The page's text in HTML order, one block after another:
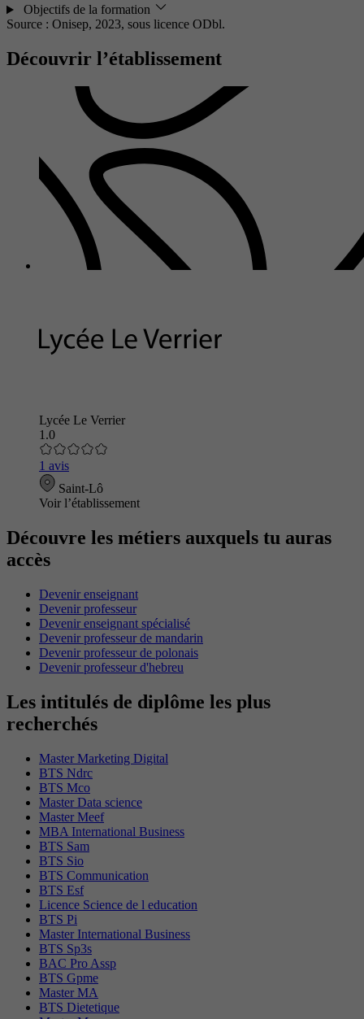
Objectifs de la formation
Source : Onisep, 2023, sous licence ODbl.
Découvrir l’établissement
Lycée Le Verrier
1.0
1 avis
Saint-Lô
Voir l’établissement
Découvre les métiers auxquels tu auras
accès
Devenir enseignant
Devenir professeur
Devenir enseignant spécialisé
Devenir professeur de mandarin
Devenir professeur de polonais
Devenir professeur d'hebreu
Les intitulés de diplôme les plus
recherchés
Master Marketing Digital
BTS Ndrc
BTS Mco
Master Data science
Master Meef
MBA International Business
BTS Sam
BTS Sio
BTS Communication
BTS Esf
Licence Science de l education
BTS Pi
Master International Business
BTS Sp3s
BAC Pro Assp
BTS Gpme
Master MA
BTS Dietetique